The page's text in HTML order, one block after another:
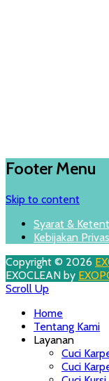
Footer Menu
Skip to content
Syarat &
Kebijakan
Copyright © 2026
EXOCLEAN by
Scroll Up
Home
Tentang Kami
Layanan
Cuci
Cuci